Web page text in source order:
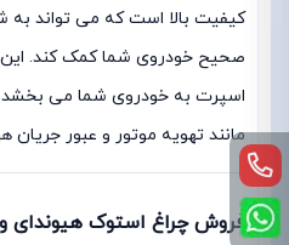
کیفیت بالا است که می تواند به
صحیح خودروی شما کمک کند.
اسپرت به خودروی شما می
مانند تهویه موتور و عبور جریان
فروش چراغ استوک هیوندای و